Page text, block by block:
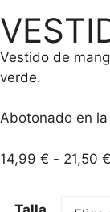
Vestido de
verde.
Abotonado en
14,99 € - 21,50 €